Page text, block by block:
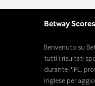
Betway Scores
Benvenuto su
tutti i risultati
durante l'IPL,
inglese per